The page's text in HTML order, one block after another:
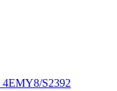
S2392